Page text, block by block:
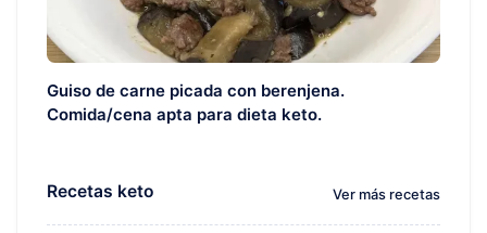
Guiso de carne picada con berenjena.
Comida/cena apta para dieta keto.
Recetas keto Ver más recetas